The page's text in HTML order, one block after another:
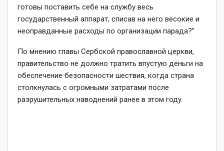
готовы поставить себе на службу весь
государственный аппарат, списав на него весокие и
неоправданные расходы по организации парада?”
По мнению главы Сербской православной церкви,
правительство не должно тратить впустую деньги на
обеспечение безопасности шествия, когда страна
столкнулась с огромными затратами после
разрушительных наводнений ранее в этом году.